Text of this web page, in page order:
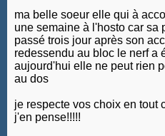
ma belle soeur elle qui à
une semaine à l'hosto car sa
passé trois jour après son
redessendu au bloc le nerf a
aujourd'hui elle ne peut rien
au dos
je respecte vos choix en tout
j'en pense!!!!!